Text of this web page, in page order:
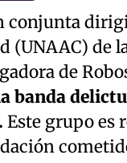
conjunta
(UNAAC) de
de
banda
Este grupo es